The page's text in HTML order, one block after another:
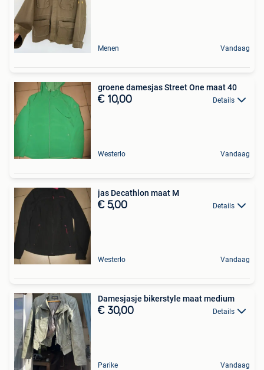
Menen Vandaag
groene damesjas Street One maat 40
€ 10,00 Details
Westerlo Vandaag
jas Decathlon maat M
€ 5,00 Details
Westerlo Vandaag
Damesjasje bikerstyle maat medium
€ 30,00 Details
Parike Vandaag